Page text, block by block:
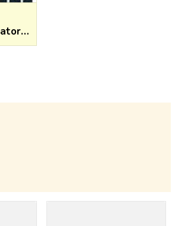
Verifica cu vanzatorul